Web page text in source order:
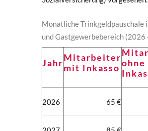
Monatliche Trinkgeldpauschale
und Gastgewerbebereich (2026
JahrMitarbeiter
mit Inkasso ohne
2026 65 €